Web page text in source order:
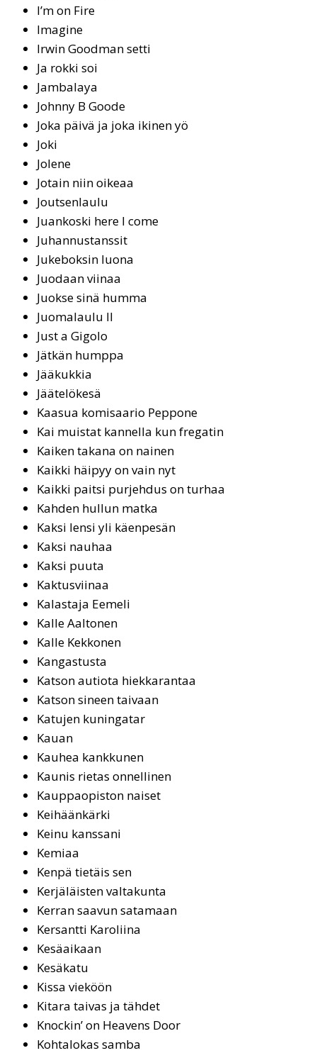
I’m on Fi­re
Ima­gi­ne
Ir­win Good­man set­ti
Ja rokki soi
Jam­ba­la­ya
John­ny B Goo­de
Jo­ka päi­vä ja jo­ka iki­nen yö
Jo­ki
Jolene
Jo­tain niin oi­keaa
Joutsenlaulu
Juan­kos­ki he­re I co­me
Ju­han­nus­tans­sit
Jukeboksin luona
Juo­daan vii­naa
Juok­se si­nä hum­ma
Juomalaulu II
Just a Gigolo
Jät­kän hump­pa
Jääkukkia
Jäätelökesä
Kaa­sua ko­mi­saa­rio Pep­po­ne
Kai muis­tat kan­nel­la kun fre­ga­tin
Kai­ken ta­ka­na on nai­nen
Kaikki häipyy on vain nyt
Kaik­ki pait­si pur­jeh­dus on tur­haa
Kahden hullun matka
Kak­si len­si yli käen­pe­sän
Kaksi nauhaa
Kak­si puu­ta
Kaktusviinaa
Ka­las­ta­ja Ee­me­li
Kal­le Aal­to­nen
Kalle Kekkonen
Kan­gas­tus­ta
Kat­son au­tio­ta hiek­ka­ran­taa
Katson sineen taivaan
Ka­tu­jen ku­nin­ga­tar
Kauan
Kau­hea kank­ku­nen
Kau­nis rie­tas on­nel­li­nen
Kaup­pao­pis­ton nai­set
Kei­hään­kär­ki
Kei­nu kans­sa­ni
Ke­miaa
Ken­pä tie­täis sen
Kerjäläisten valtakunta
Kerran saavun satamaan
Kersantti Karoliina
Ke­säai­kaan
Ke­sä­ka­tu
Kissa vieköön
Kitara taivas ja tähdet
Knoc­kin’ on Hea­vens Door
Koh­ta­lo­kas sam­ba